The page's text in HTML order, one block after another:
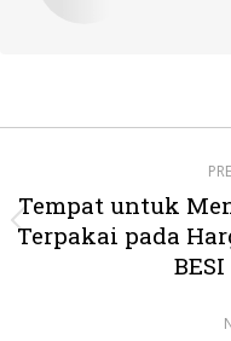
navigation
Tempat untuk
Terpakai pada